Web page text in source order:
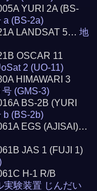
YURI 2A (BS-
a (BS-2a)
LANDSAT 5…地
OSCAR 11
2 (UO-11)
HIMAWARI 3
(GMS-3)
BS-2B (YURI
b (BS-2b)
EGS (AJISAI)…
JAS 1 (FUJI 1)
H-1 R/B
実験装置 じんだい